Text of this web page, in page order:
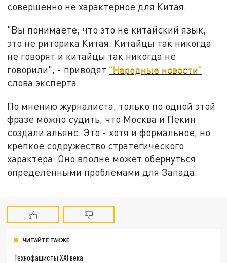
совершенно не характерное для Китая.
"Вы понимаете, что это не китайский язык,
это не риторика Китая. Китайцы так никогда
не говорят и китайцы так никогда не
говорили", - приводят "Народные новости"
слова эксперта.
По мнению журналиста, только по одной этой
фразе можно судить, что Москва и Пекин
создали альянс. Это - хотя и формальное, но
крепкое содружество стратегического
характера. Оно вполне может обернуться
определёнными проблемами для Запада.
ЧИТАЙТЕ ТАКЖЕ:
Технофашисты XXI века